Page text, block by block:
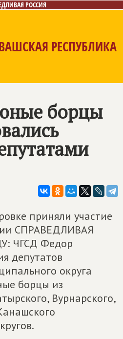
РОССИЯ
РЕСПУБЛИКА
борцы
приняли участие
СПРАВЕДЛИВАЯ
ЧГСД Федор
депутатов
округа
борцы из
Вурнарского,